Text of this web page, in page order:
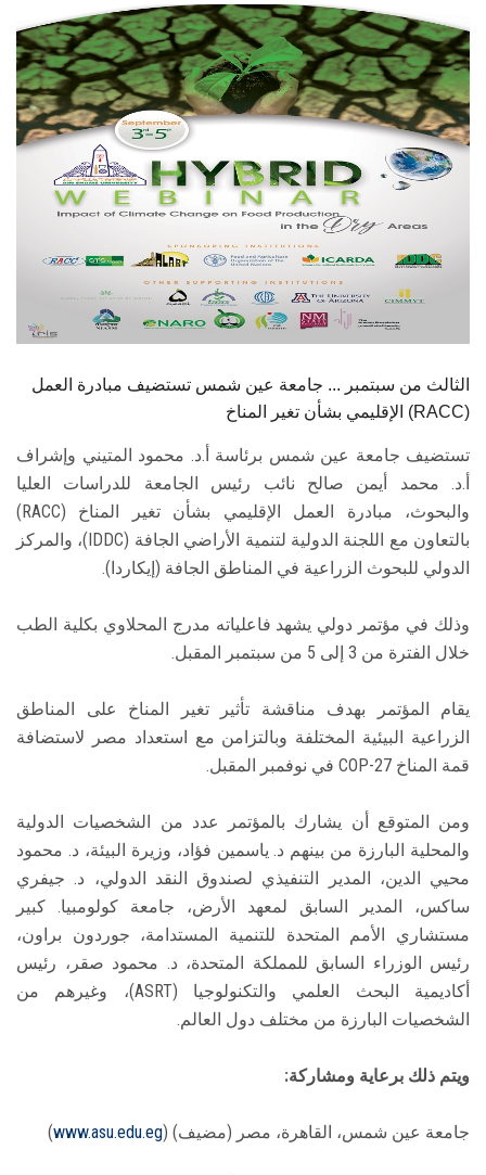
هيئة التدريس
الدراسات العليا
الخريجين
الثالث من سبتمبر ... جامعة عين شمس تستضيف مبادرة العمل
الإقليمي بشأن تغير المناخ (RACC)
تستضيف جامعة عين شمس برئاسة أ.د. محمود المتيني وإشراف
أ.د. محمد أيمن صالح نائب رئيس الجامعة للدراسات العليا
والبحوث، مبادرة العمل الإقليمي بشأن تغير المناخ (RACC)
بالتعاون مع اللجنة الدولية لتنمية الأراضي الجافة (IDDC)، والمركز
الدولي للبحوث الزراعية في المناطق الجافة (إيكاردا).
وذلك في مؤتمر دولي يشهد فاعلياته مدرج المحلاوي بكلية الطب
خلال الفترة من 3 إلى 5 من سبتمبر المقبل.
يقام المؤتمر بهدف مناقشة تأثير تغير المناخ على المناطق
الزراعية البيئية المختلفة وبالتزامن مع استعداد مصر لاستضافة
قمة المناخ COP-27 في نوفمبر المقبل.
ومن المتوقع أن يشارك بالمؤتمر عدد من الشخصيات الدولية
والمحلية البارزة من بينهم د. ياسمين فؤاد، وزيرة البيئة، د. محمود
محيي الدين، المدير التنفيذي لصندوق النقد الدولي، د. جيفري
ساكس، المدير السابق لمعهد الأرض، جامعة كولومبيا. كبير
مستشاري الأمم المتحدة للتنمية المستدامة، جوردون براون،
رئيس الوزراء السابق للمملكة المتحدة، د. محمود صقر، رئيس
أكاديمية البحث العلمي والتكنولوجيا (ASRT)، وغيرهم من
الشخصيات البارزة من مختلف دول العالم.
ويتم ذلك برعاية ومشاركة:
جامعة عين شمس، القاهرة، مصر (مضيف) (www.asu.edu.eg
)